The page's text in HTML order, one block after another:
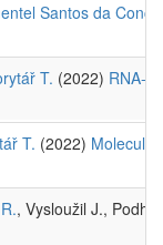
Santos da
T. (2022) RNA-
T. (2022)
, Vysloužil J.,